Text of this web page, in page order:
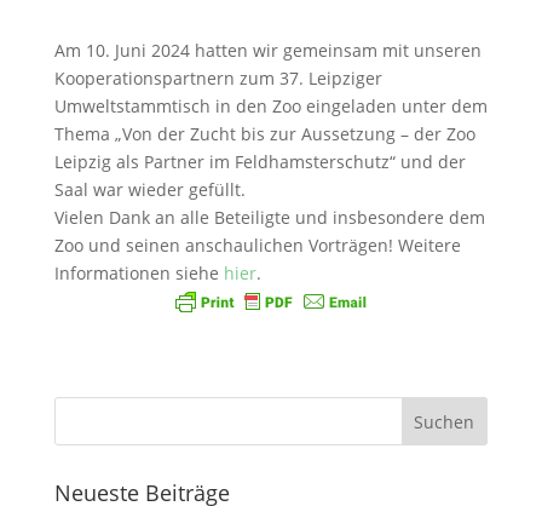
Am 10. Juni 2024 hatten wir gemeinsam mit unseren
Kooperationspartnern zum 37. Leipziger
Umweltstammtisch in den Zoo eingeladen unter dem
Thema „Von der Zucht bis zur Aussetzung – der Zoo
Leipzig als Partner im Feldhamsterschutz“ und der
Saal war wieder gefüllt.
Vielen Dank an alle Beteiligte und insbesondere dem
Zoo und seinen anschaulichen Vorträgen! Weitere
Informationen siehe hier.
Neueste Beiträge